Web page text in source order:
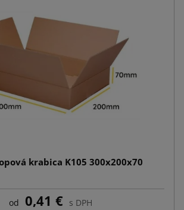
krabica K105 300x200x70
od 0,41 € s DPH